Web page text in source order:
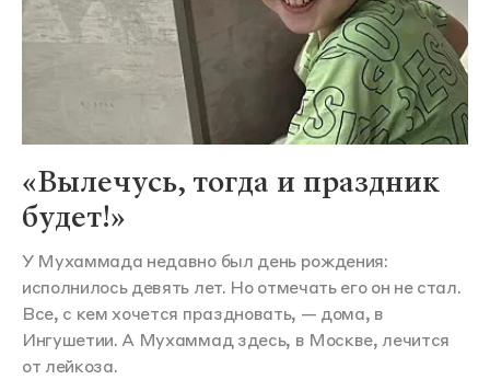
«Вылечусь, тогда и праздник
будет!»
У Мухаммада недавно был день рождения:
исполнилось девять лет. Но отмечать его он не стал.
Все, с кем хочется праздновать, — дома, в
Ингушетии. А Мухаммад здесь, в Москве, лечится
от лейкоза.